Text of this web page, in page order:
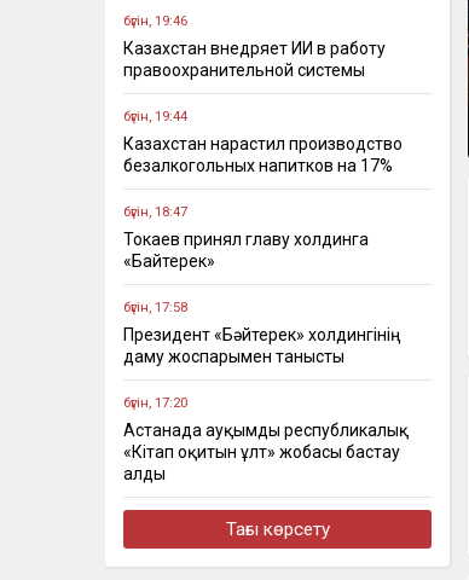
бүгін, 19:46
Казахстан внедряет ИИ в работу
правоохранительной системы
бүгін, 19:44
Казахстан нарастил производство
безалкогольных напитков на 17%
бүгін, 18:47
Токаев принял главу холдинга
«Байтерек»
бүгін, 17:58
Президент «Бәйтерек» холдингінің
даму жоспарымен танысты
бүгін, 17:20
Астанада ауқымды республикалық
«Кітап оқитын ұлт» жобасы бастау
алды
В Астане запустили масштабный
республиканский проект «Читающая
Тағы көрсету